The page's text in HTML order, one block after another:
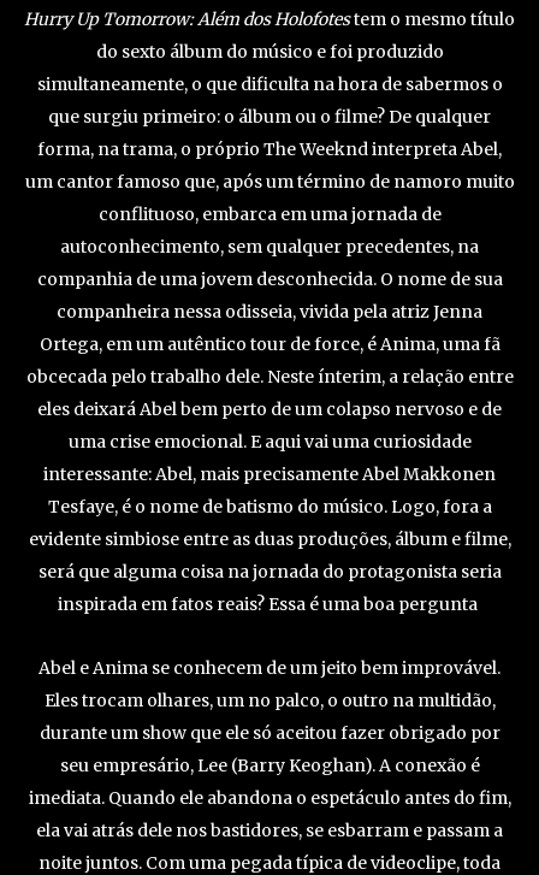
Hurry Up Tomorrow: Além dos Holofotestem o mesmo título
do sexto álbum do músico e foi produzido
simultaneamente, o que dificulta na hora de sabermos o
que surgiu primeiro: o álbum ou o filme? De qualquer
forma, na trama, o próprio The Weeknd interpreta Abel,
um cantor famoso que, após um término de namoro muito
conflituoso, embarca em uma jornada de
autoconhecimento, sem qualquer precedentes, na
companhia de uma jovem desconhecida. O nome de sua
companheira nessa odisseia, vivida pela atriz Jenna
Ortega, em um autêntico tour de force, é Anima, uma fã
obcecada pelo trabalho dele. Neste ínterim, a relação entre
eles deixará Abel bem perto de um colapso nervoso e de
uma crise emocional. E aqui vai uma curiosidade
interessante: Abel, mais precisamente Abel Makkonen
Tesfaye, é o nome de batismo do músico. Logo, fora a
evidente simbiose entre as duas produções, álbum e filme,
será que alguma coisa na jornada do protagonista seria
inspirada em fatos reais? Essa é uma boa pergunta
Abel e Anima se conhecem de um jeito bem improvável.
Eles trocam olhares, um no palco, o outro na multidão,
durante um show que ele só aceitou fazer obrigado por
seu empresário, Lee (Barry Keoghan). A conexão é
imediata. Quando ele abandona o espetáculo antes do fim,
ela vai atrás dele nos bastidores, se esbarram e passam a
noite juntos. Com uma pegada típica de videoclipe, toda